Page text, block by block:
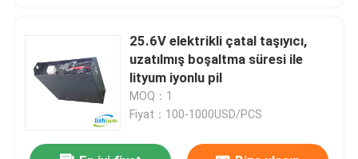
25.6V elektrikli çatal taşıyıcı,
uzatılmış boşaltma süresi ile
lityum iyonlu pil
MOQ：1
Fiyat：100-1000USD/PCS